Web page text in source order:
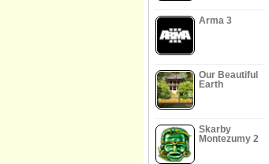
Arma 3
Our Beautiful
Earth
Skarby
Montezumy 2